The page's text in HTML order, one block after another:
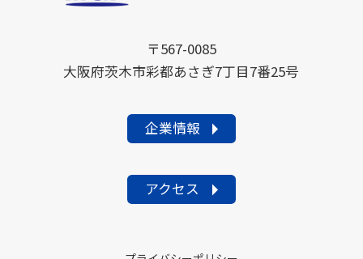
〒567-0085
大阪府茨木市彩都あさぎ7丁目7番25号
企業情報
アクセス